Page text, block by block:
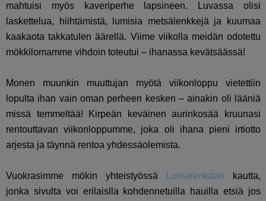
mahtuisi myös kaveriperhe lapsineen. Luvassa olisi
laskettelua, hiihtämistä, lumisia metsälenkkejä ja kuumaa
kaakaota takkatulen äärellä. Viime viikolla meidän odotettu
mökkilomamme vihdoin toteutui – ihanassa kevätsäässä!
Monen muunkin muuttujan myötä viikonloppu vietettiin
lopulta ihan vain oman perheen kesken – ainakin oli lääniä
missä temmeltää! Kirpeän keväinen aurinkosää kruunasi
rentouttavan viikonloppumme, joka oli ihana pieni irtiotto
arjesta ja täynnä rentoa yhdessäolemista.
Vuokrasimme mökin yhteistyössä Lomarenkaan kautta,
jonka sivulta voi erilaislla kohdennetuilla hauilla etsiä jos